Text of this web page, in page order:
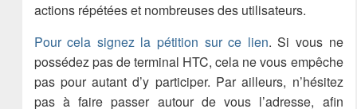
actions répétées et nombreuses des utilisateurs.
Pour cela signez la pétition sur ce lien. Si vous ne
possédez pas de terminal HTC, cela ne vous empêche
pas pour autant d’y participer. Par ailleurs, n’hésitez
pas à faire passer autour de vous l’adresse, afin